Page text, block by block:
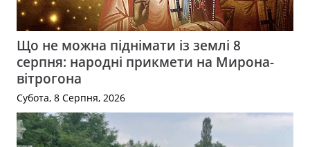
Що не можна піднімати із землі 8
серпня: народні прикмети на Мирона-
вітрогона
Субота, 8 Серпня, 2026